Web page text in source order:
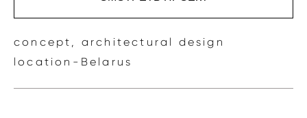
concept, architectural design
location-Belarus